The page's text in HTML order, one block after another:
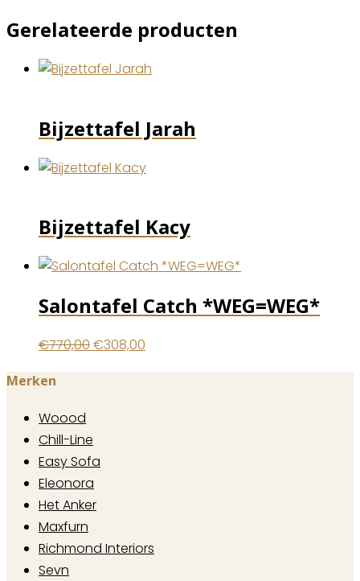
Gerelateerde producten
Bijzettafel Jarah
Bijzettafel Kacy
Salontafel Catch *WEG=WEG*
€770,00Oorspronkelijke
€308,00
Merken
Woood
Chill-Line
Easy Sofa
Eleonora
Het Anker
Maxfurn
Richmond Interiors
Sevn